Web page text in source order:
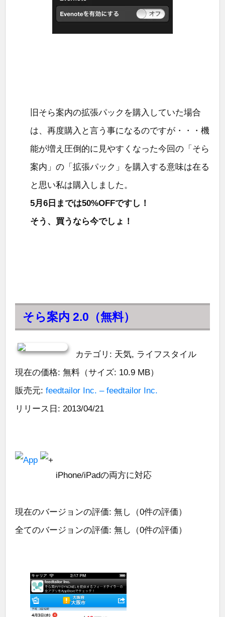
旧そら案内の拡張パックを購入していた場合
は、再度購入と言う事になるのですが・・・機
能が増え圧倒的に見やすくなった今回の「そら
案内」の「拡張パック」を購入する意味は在る
と思い私は購入しました。
5月6日までは50%OFFですし！
そう、買うなら今でしょ！
そら案内 2.0（無料）
カテゴリ: 天気, ライフスタイル
現在の価格: 無料（サイズ: 10.9 MB）
販売元: feedtailor Inc. – feedtailor Inc.
リリース日: 2013/04/21
iPhone/iPadの両方に対応
現在のバージョンの評価: 無し（0件の評価）
全てのバージョンの評価: 無し（0件の評価）